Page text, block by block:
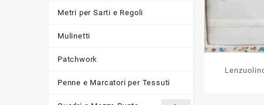
Metri per Sarti e Regoli
Mulinetti
Patchwork
Penne e Marcatori per Tessuti